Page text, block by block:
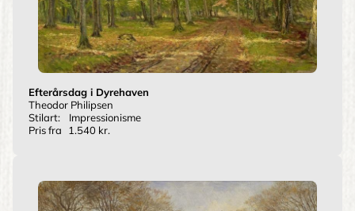
Efterårsdag i Dyrehaven
Theodor Philipsen
Stilart:
Impressionisme
Pris fra
1.540 kr.